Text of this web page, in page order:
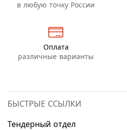
в любую точку России
Оплата
различные варианты
БЫСТРЫЕ ССЫЛКИ
Тендерный отдел